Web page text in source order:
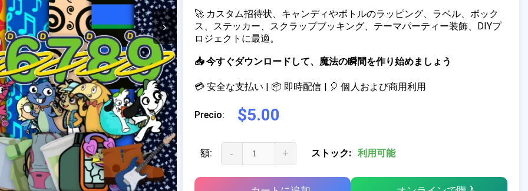
›
🚀 カスタム招待状、キャンディやボトルのラッピング、ラベル、ボック
ス、ステッカー、スクラップブッキング、テーマパーティー装飾、DIYプ
ロジェクトに最適。
📥 今すぐダウンロードして、魔法の瞬間を作り始めましょう
💳 安全な支払い | 📦 即時配信 | 🎈 個人および商用利用
Precio: $5.00
額: - + ストック: 利用可能